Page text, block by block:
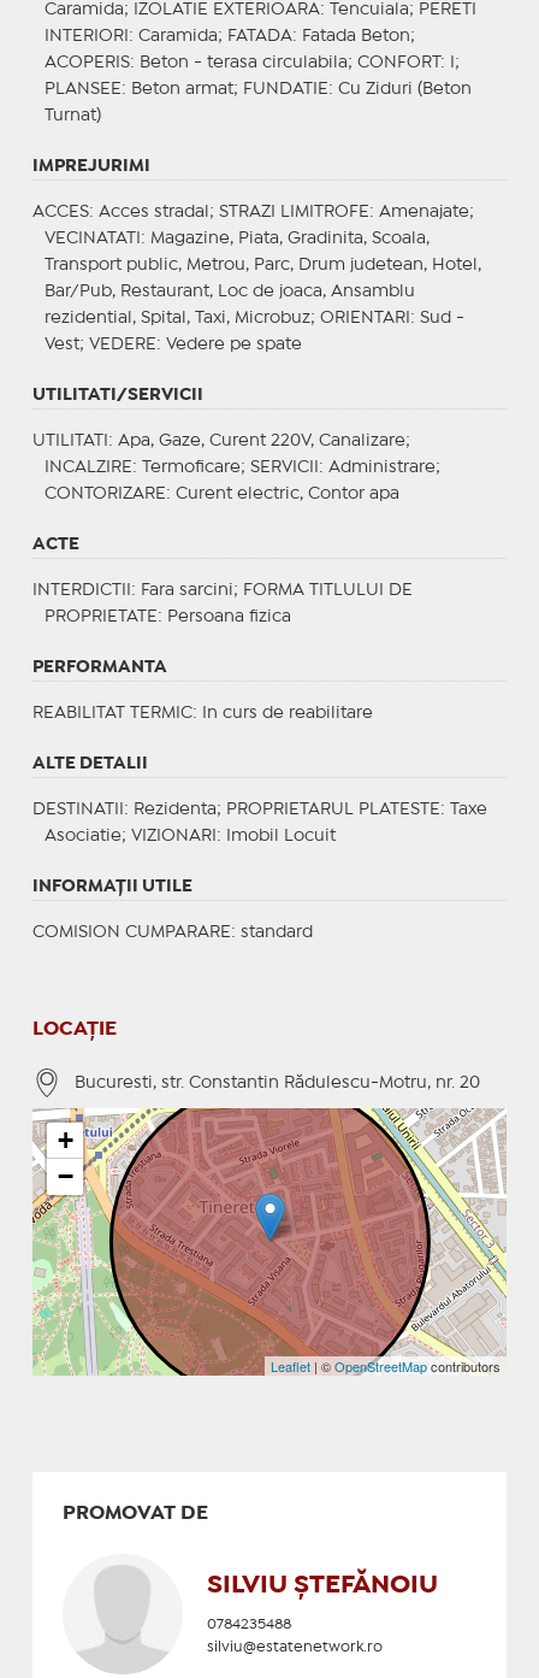
Caramida;
IZOLATIE EXTERIOARA: Tencuiala; PERETI
INTERIORI : Caramida; FATADA: Fatada Beton;
ACOPERIS: Beton - terasa circulabila; CONFORT : I;
PLANSEE : Beton armat; FUNDATIE : Cu Ziduri (Beton
Turnat)
IMPREJURIMI
ACCES: Acces stradal; STRAZI LIMITROFE : Amenajate;
VECINATATI : Magazine, Piata, Gradinita, Scoala,
Transport public, Metrou, Parc, Drum judetean, Hotel,
Bar/Pub, Restaurant, Loc de joaca, Ansamblu
rezidential, Spital, Taxi, Microbuz; ORIENTARI : Sud -
Vest; VEDERE : Vedere pe spate
UTILITATI/SERVICII
UTILITATI : Apa, Gaze, Curent 220V, Canalizare;
INCALZIRE : Termoficare; SERVICII : Administrare;
CONTORIZARE : Curent electric, Contor apa
ACTE
INTERDICTII : Fara sarcini; FORMA TITLULUI DE
PROPRIETATE : Persoana fizica
PERFORMANTA
REABILITAT TERMIC: In curs de reabilitare
ALTE DETALII
DESTINATII : Rezidenta; PROPRIETARUL PLATESTE : Taxe
Asociatie; VIZIONARI : Imobil Locuit
INFORMAŢII UTILE
COMISION CUMPARARE: standard
LOCAȚIE
Bucuresti, str. Constantin Rădulescu-Motru, nr. 20
+
−
Leaflet | ©OpenStreetMapcontributors
PROMOVAT DE
SILVIU ȘTEFĂNOIU
0784235488
silviu@estatenetwork.ro